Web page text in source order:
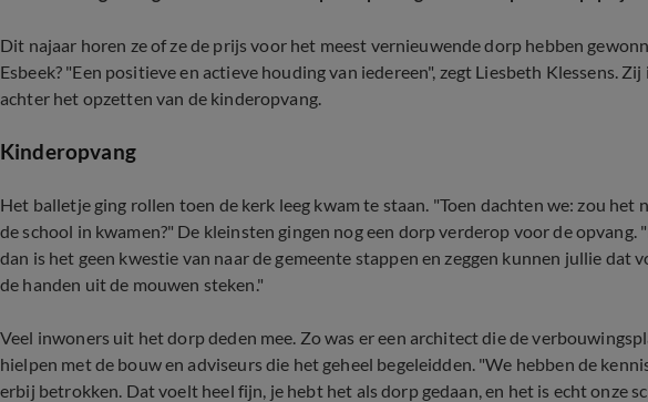
Dit najaar horen ze of ze de prijs voor het meest vernieuwende dorp hebben
Esbeek? "Een positieve en actieve houding van iedereen", zegt Liesbeth Klessens.
achter het opzetten van de kinderopvang.
Kinderopvang
Het balletje ging rollen toen de kerk leeg kwam te staan. "Toen dachten we: zou het
de school in kwamen?" De kleinsten gingen nog een dorp verderop voor de opvang.
dan is het geen kwestie van naar de gemeente stappen en zeggen kunnen jullie dat
de handen uit de mouwen steken."
Veel inwoners uit het dorp deden mee. Zo was er een architect die de
hielpen met de bouw en adviseurs die het geheel begeleidden. "We hebben de
erbij betrokken. Dat voelt heel fijn, je hebt het als dorp gedaan, en het is echt onze